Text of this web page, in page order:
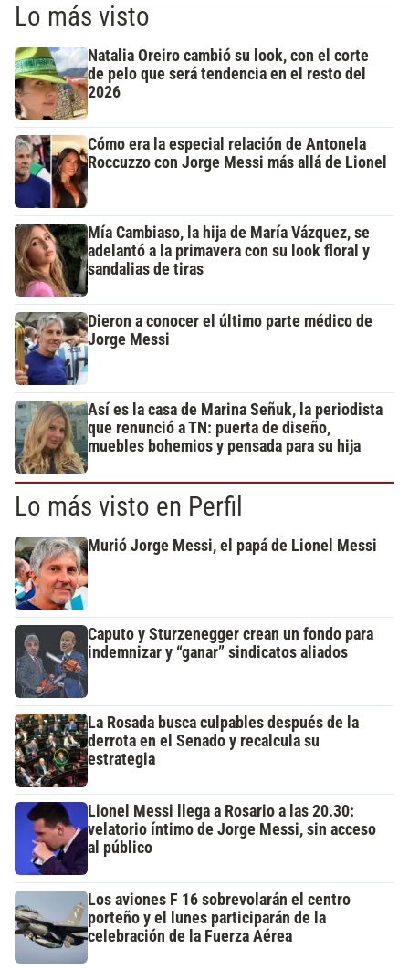
Lo más visto
Natalia Oreiro cambió su look, con el corte
de pelo que será tendencia en el resto del
2026
Cómo era la especial relación de Antonela
Roccuzzo con Jorge Messi más allá de Lionel
Mía Cambiaso, la hija de María Vázquez, se
adelantó a la primavera con su look floral y
sandalias de tiras
Dieron a conocer el último parte médico de
Jorge Messi
Así es la casa de Marina Señuk, la periodista
que renunció a TN: puerta de diseño,
muebles bohemios y pensada para su hija
Lo más visto en Perfil
Murió Jorge Messi, el papá de Lionel Messi
Caputo y Sturzenegger crean un fondo para
indemnizar y “ganar” sindicatos aliados
La Rosada busca culpables después de la
derrota en el Senado y recalcula su
estrategia
Lionel Messi llega a Rosario a las 20.30:
velatorio íntimo de Jorge Messi, sin acceso
al público
Los aviones F 16 sobrevolarán el centro
porteño y el lunes participarán de la
celebración de la Fuerza Aérea